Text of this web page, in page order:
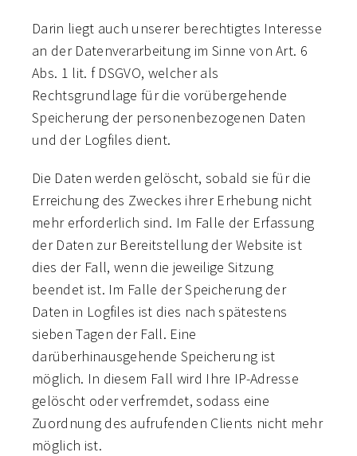
Darin liegt auch unserer berechtigtes Interesse
an der Datenverarbeitung im Sinne von Art. 6
Abs. 1 lit. f DSGVO, welcher als
Rechtsgrundlage für die vorübergehende
Speicherung der personenbezogenen Daten
und der Logfiles dient.
Die Daten werden gelöscht, sobald sie für die
Erreichung des Zweckes ihrer Erhebung nicht
mehr erforderlich sind. Im Falle der Erfassung
der Daten zur Bereitstellung der Website ist
dies der Fall, wenn die jeweilige Sitzung
beendet ist. Im Falle der Speicherung der
Daten in Logfiles ist dies nach spätestens
sieben Tagen der Fall. Eine
darüberhinausgehende Speicherung ist
möglich. In diesem Fall wird Ihre IP-Adresse
gelöscht oder verfremdet, sodass eine
Zuordnung des aufrufenden Clients nicht mehr
möglich ist.